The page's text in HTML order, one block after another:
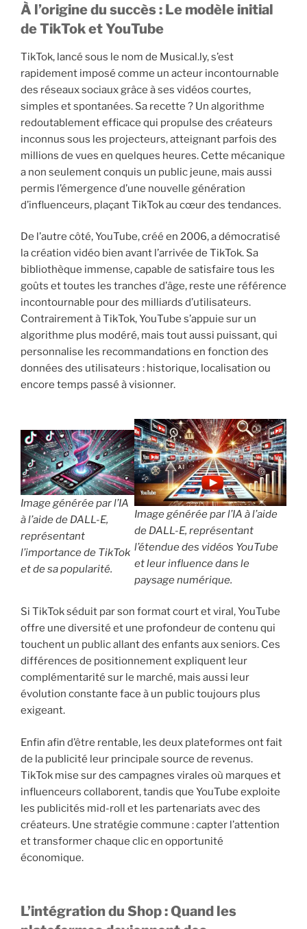
À l’origine du succès : Le modèle initial
de TikTok et YouTube
TikTok, lancé sous le nom de Musical.ly, s’est
rapidement imposé comme un acteur incontournable
des réseaux sociaux grâce à ses vidéos courtes,
simples et spontanées. Sa recette ? Un algorithme
redoutablement efficace qui propulse des créateurs
inconnus sous les projecteurs, atteignant parfois des
millions de vues en quelques heures. Cette mécanique
a non seulement conquis un public jeune, mais aussi
permis l’émergence d’une nouvelle génération
d’influenceurs, plaçant TikTok au cœur des tendances.
De l’autre côté, YouTube, créé en 2006, a démocratisé
la création vidéo bien avant l’arrivée de TikTok. Sa
bibliothèque immense, capable de satisfaire tous les
goûts et toutes les tranches d’âge, reste une référence
incontournable pour des milliards d’utilisateurs.
Contrairement à TikTok, YouTube s’appuie sur un
algorithme plus modéré, mais tout aussi puissant, qui
personnalise les recommandations en fonction des
données des utilisateurs : historique, localisation ou
encore temps passé à visionner.
Image générée par l’IA
à l’aide de DALL-E,
représentant
l’importance de TikTok
et de sa popularité.
Image générée par l’IA à l’aide
de DALL-E, représentant
l’étendue des vidéos YouTube
et leur influence dans le
paysage numérique.
Si TikTok séduit par son format court et viral, YouTube
offre une diversité et une profondeur de contenu qui
touchent un public allant des enfants aux seniors. Ces
différences de positionnement expliquent leur
complémentarité sur le marché, mais aussi leur
évolution constante face à un public toujours plus
exigeant.
Enfin afin d’être rentable, les deux plateformes ont fait
de la publicité leur principale source de revenus.
TikTok mise sur des campagnes virales où marques et
influenceurs collaborent, tandis que YouTube exploite
les publicités mid-roll et les partenariats avec des
créateurs. Une stratégie commune : capter l’attention
et transformer chaque clic en opportunité
économique.
L’intégration du Shop : Quand les